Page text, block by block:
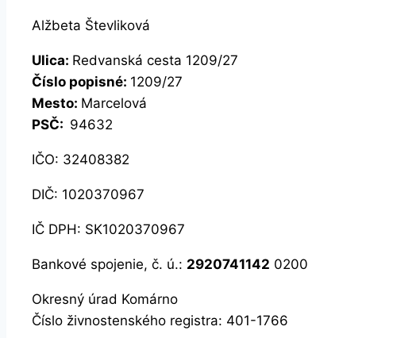
Alžbeta Števliková
Ulica: Redvanská cesta 1209/27
Číslo popisné: 1209/27
Mesto: Marcelová
PSČ: 94632
IČO: 32408382
DIČ: 1020370967
IČ DPH: SK1020370967
Bankové spojenie, č. ú.: 2920741142 0200
Okresný úrad Komárno
Číslo živnostenského registra: 401-1766